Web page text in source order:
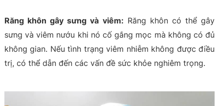
Răng khôn gây sưng và viêm: Răng khôn có thể gây
sưng và viêm nướu khi nó cố gắng mọc mà không có đủ
không gian. Nếu tình trạng viêm nhiễm không được điều
trị, có thể dẫn đến các vấn đề sức khỏe nghiêm trọng.